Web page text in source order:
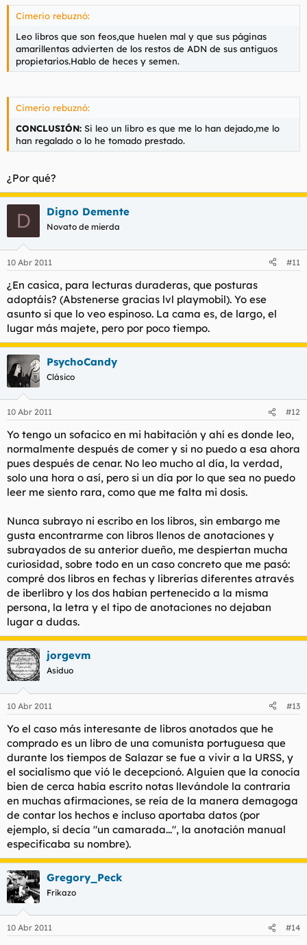
Cimerio rebuznó:
Leo libros que son feos,que huelen mal y que sus páginas
amarillentas advierten de los restos de ADN de sus antiguos
propietarios.Hablo de heces y semen.
Cimerio rebuznó:
CONCLUSIÓN: Si leo un libro es que me lo han dejado,me lo
han regalado o lo he tomado prestado.
¿Por qué?
D Digno Demente
Novato de mierda
10 Abr 2011 #11
¿En casica, para lecturas duraderas, que posturas
adoptáis? (Abstenerse gracias lvl playmobil). Yo ese
asunto si que lo veo espinoso. La cama es, de largo, el
lugar más majete, pero por poco tiempo.
PsychoCandy
Clásico
10 Abr 2011 #12
Yo tengo un sofacico en mi habitación y ahí es donde leo,
normalmente después de comer y si no puedo a esa ahora
pues después de cenar. No leo mucho al día, la verdad,
solo una hora o así, pero si un día por lo que sea no puedo
leer me siento rara, como que me falta mi dosis.
Nunca subrayo ni escribo en los libros, sin embargo me
gusta encontrarme con libros llenos de anotaciones y
subrayados de su anterior dueño, me despiertan mucha
curiosidad, sobre todo en un caso concreto que me pasó:
compré dos libros en fechas y librerías diferentes através
de iberlibro y los dos habían pertenecido a la misma
persona, la letra y el tipo de anotaciones no dejaban
lugar a dudas.
jorgevm
Asiduo
10 Abr 2011 #13
Yo el caso más interesante de libros anotados que he
comprado es un libro de una comunista portuguesa que
durante los tiempos de Salazar se fue a vivir a la URSS, y
el socialismo que vió le decepcionó. Alguien que la conocía
bien de cerca había escrito notas llevándole la contraria
en muchas afirmaciones, se reía de la manera demagoga
de contar los hechos e incluso aportaba datos (por
ejemplo, sí decía "un camarada...", la anotación manual
especificaba su nombre).
Gregory_Peck
Frikazo
10 Abr 2011 #14